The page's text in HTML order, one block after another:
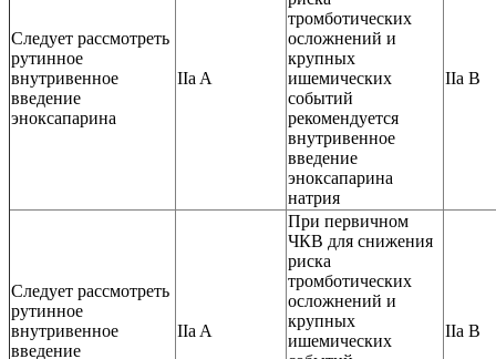
Следует рассмотреть
рутинное
внутривенное
введение
эноксапарина
IIa A
тромботических
осложнений и
крупных
ишемических
событий
рекомендуется
внутривенное
введение
эноксапарина
натрия
IIa B
Следует рассмотреть
рутинное
внутривенное
введение
IIa A
При первичном
ЧКВ для снижения
риска
тромботических
осложнений и
крупных
ишемических
IIa B